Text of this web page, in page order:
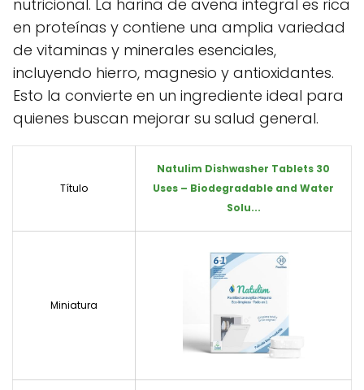
nutricional. La harina de avena integral es rica
en proteínas y contiene una amplia variedad
de vitaminas y minerales esenciales,
incluyendo hierro, magnesio y antioxidantes.
Esto la convierte en un ingrediente ideal para
quienes buscan mejorar su salud general.
Título
Natulim Dishwasher Tablets 30
Uses – Biodegradable and Water
Solu...
Miniatura